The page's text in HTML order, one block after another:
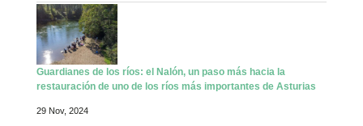
Guardianes de los ríos: el Nalón, un paso más hacia la
restauración de uno de los ríos más importantes de Asturias
29 Nov, 2024